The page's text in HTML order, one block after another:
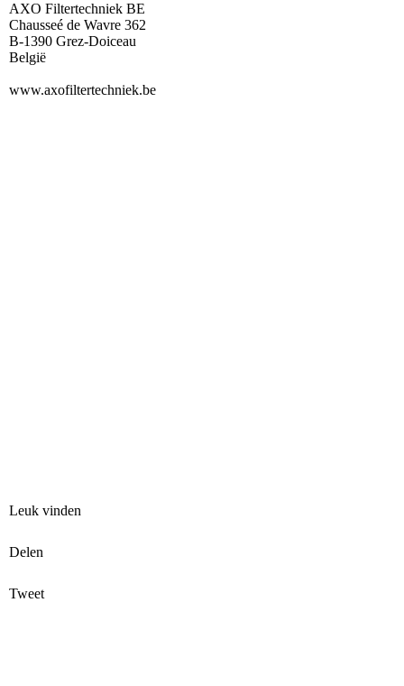
AXO Filtertechniek BE
Chausseé de Wavre 362
B-1390 Grez-Doiceau
België
www.axofiltertechniek.be
Leuk vinden
Delen
Tweet